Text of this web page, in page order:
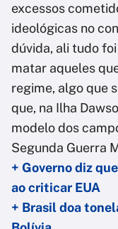
excessos
ideológicas no
dúvida, ali tudo
matar aqueles
regime, algo que
que, na Ilha
modelo dos
Segunda Guerra
+ Governo diz
ao criticar EUA
+ Brasil doa